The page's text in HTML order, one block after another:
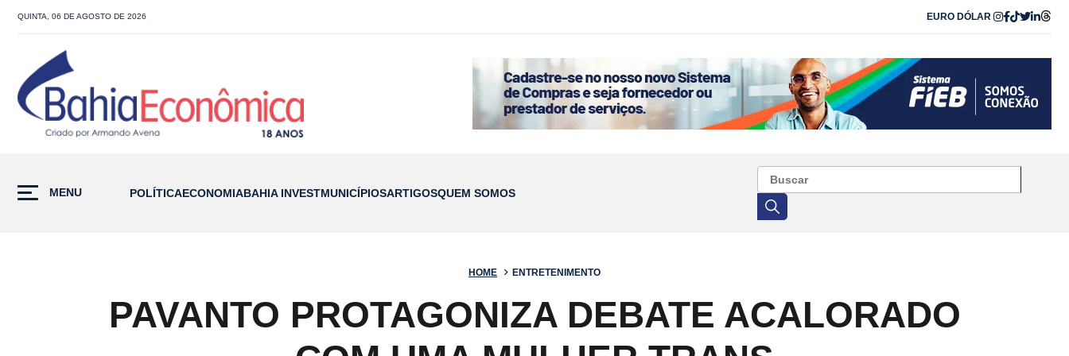
QUINTA, 06 DE AGOSTO DE 2026 EURO DÓLAR
MENU POLÍTICAECONOMIABAHIA INVESTMUNICÍPIOSARTIGOSQUEM SOMOS
HOME ENTRETENIMENTO
PAVANTO PROTAGONIZA DEBATE ACALORADO